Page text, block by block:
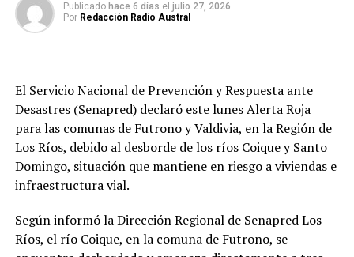
Post Views: 754
Detienen a seis adultos y un adolescente en Valdivia por
drogas y porte ilegal de armas
NO TE PIERDAS
III Encuentro Internacional convoca a 17 países con una
amplia agenda de actividades
Redacción
Publicado hace 6 días el julio 27, 2026
Por Redacción Radio Austral
El Servicio Nacional de Prevención y Respuesta ante
Desastres (Senapred) declaró este lunes Alerta Roja
para las comunas de Futrono y Valdivia, en la Región de
Los Ríos, debido al desborde de los ríos Coique y Santo
Domingo, situación que mantiene en riesgo a viviendas e
infraestructura vial.
Según informó la Dirección Regional de Senapred Los
Ríos, el río Coique, en la comuna de Futrono, se